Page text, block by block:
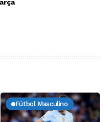
Fútbol Masculino